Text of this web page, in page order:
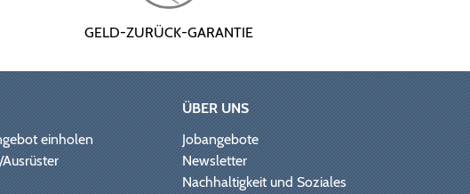
GELD-ZURÜCK-GARANTIE
einholen
ÜBER UNS
Jobangebote
Newsletter
Nachhaltigkeit und Soziales